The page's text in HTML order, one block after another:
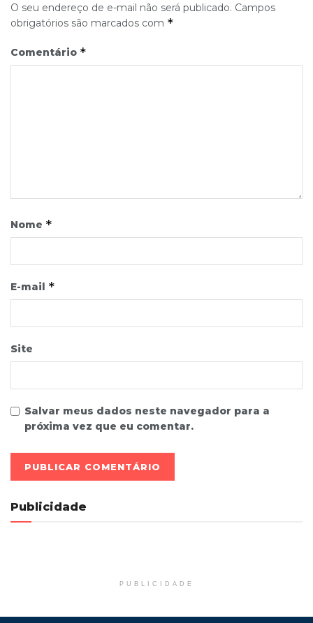
O seu endereço de e-mail não será publicado. Campos
obrigatórios são marcados com *
Comentário *
Nome *
E-mail *
Site
Salvar meus dados neste navegador para a
próxima vez que eu comentar.
Publicidade
PUBLICIDADE